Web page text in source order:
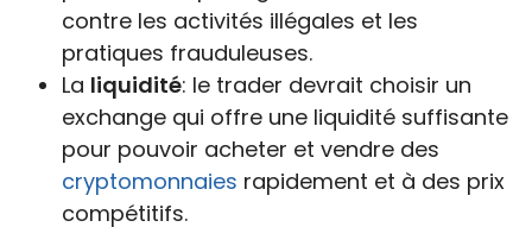
contre les activités illégales et les
pratiques frauduleuses.
La liquidité: le trader devrait choisir un
exchange qui offre une liquidité suffisante
pour pouvoir acheter et vendre des
cryptomonnaies rapidement et à des prix
compétitifs.